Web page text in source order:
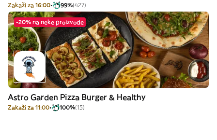
Zakaži za 16:00 99%(427)
-20% na neke proizvode
Astro Garden Pizza Burger & Healthy
Zakaži za 11:00 100%(15)